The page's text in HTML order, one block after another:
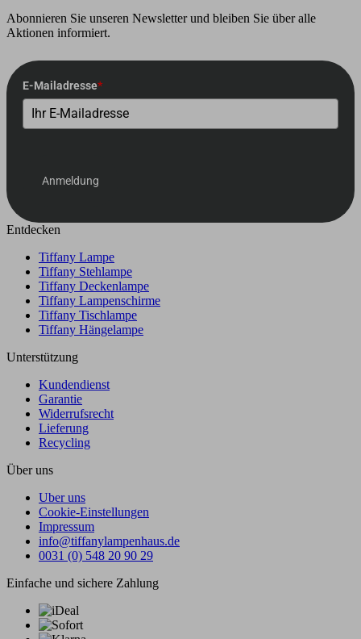
Abonnieren Sie unseren Newsletter und bleiben Sie über alle
Aktionen informiert.
E-Mailadresse*
Anmeldung
Entdecken
Tiffany Lampe
Tiffany Stehlampe
Tiffany Deckenlampe
Tiffany Lampenschirme
Tiffany Tischlampe
Tiffany Hängelampe
Unterstützung
Kundendienst
Garantie
Widerrufsrecht
Lieferung
Recycling
Über uns
Uber uns
Cookie-Einstellungen
Impressum
info@tiffanylampenhaus.de
0031 (0) 548 20 90 29
Einfache und sichere Zahlung